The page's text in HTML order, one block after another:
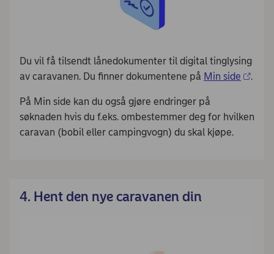
Du vil få tilsendt lånedokumenter til digital tinglysing
av caravanen. Du finner dokumentene på Min side .
På Min side kan du også gjøre endringer på
søknaden hvis du f.eks. ombestemmer deg for hvilken
caravan (bobil eller campingvogn) du skal kjøpe.
4. Hent den nye caravanen din